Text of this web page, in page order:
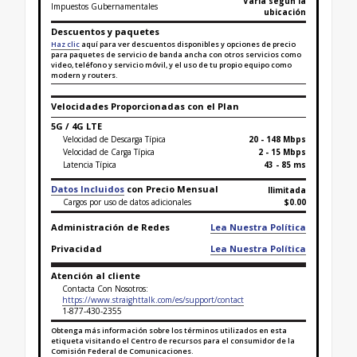
Impuestos Gubernamentales
ubicación
Descuentos y paquetes
Haz clic aquí para ver descuentos disponibles y opciones de precio
para paquetes de servicio de banda ancha con otros servicios como
video, teléfono y servicio móvil, y el uso de tu propio equipo como
modern y routers.
Velocidades Proporcionadas con el Plan
5G / 4G LTE
Velocidad de Descarga Típica
20 - 148 Mbps
Velocidad de Carga Típica
2 - 15 Mbps
Latencia Típica
43 - 85 ms
Datos Incluidos con Precio Mensual
Ilimitada
Cargos por uso de datos adicionales
$0.00
Administración de Redes
Lea Nuestra Política
Privacidad
Lea Nuestra Política
Atención al cliente
Contacta Con Nosotros:
https://www.straighttalk.com/es/support/contact
1-877-430-2355
Obtenga más información sobre los términos utilizados en esta
etiqueta visitando el Centro de recursos para el consumidor de la
Comisión Federal de Comunicaciones.